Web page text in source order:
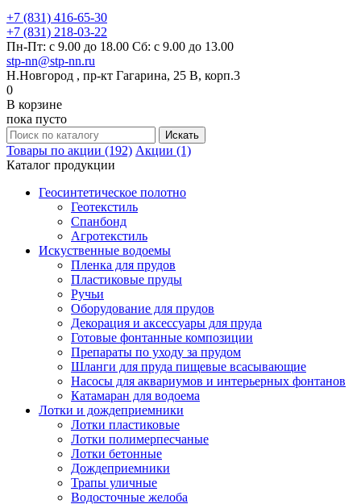
+7 (831) 416-65-30
+7 (831) 218-03-22
Пн-Пт: с 9.00 до 18.00 Сб: с 9.00 до 13.00
stp-nn@stp-nn.ru
Н.Новгород , пр-кт Гагарина, 25 В, корп.3
0
В корзине
пока пусто
Товары по акции (192) Акции (1)
Каталог продукции
Геосинтетическое полотно
Геотекстиль
Спанбонд
Агротекстиль
Искуственные водоемы
Пленка для прудов
Пластиковые пруды
Ручьи
Оборудование для прудов
Декорация и аксессуары для пруда
Готовые фонтанные композиции
Препараты по уходу за прудом
Шланги для пруда пищевые всасывающие
Насосы для аквариумов и интерьерных фонтанов
Катамаран для водоема
Лотки и дождеприемники
Лотки пластиковые
Лотки полимерпесчаные
Лотки бетонные
Дождеприемники
Трапы уличные
Водосточные желоба